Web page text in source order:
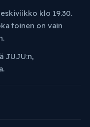
klo 19.30.
toinen on vain
JUJU:n,